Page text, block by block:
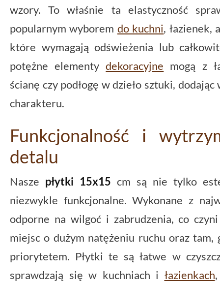
wzory. To właśnie ta elastyczność
popularnym wyborem do kuchni, łazienek,
które wymagają odświeżenia lub
potężne elementydekoracyjne mogą z
ścianę czy podłogę w dzieło sztuki,
charakteru.
Funkcjonalność i
detalu
Nasze płytki 15x15 cm są nie tylko
niezwykle funkcjonalne. Wykonane z
odporne na wilgoć i zabrudzenia, co
miejsc o dużym natężeniu ruchu oraz
priorytetem. Płytki te są łatwe w
sprawdzają się w kuchniach i łazienkach